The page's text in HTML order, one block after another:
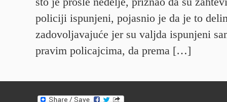
policiji ispunjeni, pojasnio je da je to
zadovoljavajuće jer su valjda ispunjeni
pravim policajcima, da prema […]